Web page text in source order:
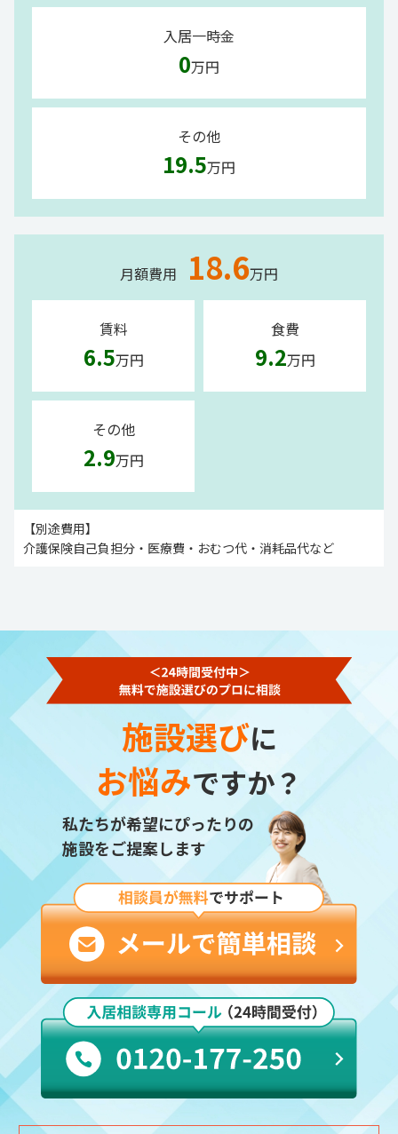
入居一時金
0万円
その他
19.5万円
月額費用 18.6万円
賃料
6.5万円
食費
9.2万円
その他
2.9万円
【別途費用】
介護保険自己負担分・医療費・おむつ代・消耗品代など
施設選びに
お悩みですか？
私たちが希望にぴったりの
施設をご提案します